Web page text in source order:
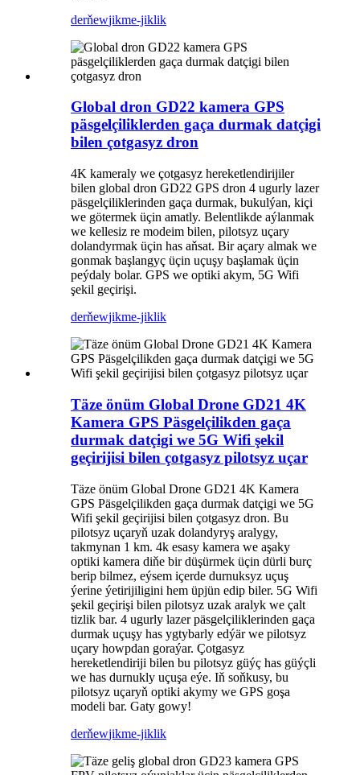
derňewjikme-jiklik
Global dron GD22 kamera GPS
päsgelçiliklerden gaça durmak datçigi
bilen çotgasyz dron
4K kameraly we çotgasyz hereketlendirijiler
bilen global dron GD22 GPS dron 4 ugurly lazer
päsgelçiliklerinden gaça durmak, bukulýan, kiçi
we götermek üçin amatly. Belentlikde aýlanmak
we kellesiz re modeim bilen, pilotsyz uçary
dolandyrmak üçin has aňsat. Bir açary almak we
gonmak başlangyç üçin uçuşy başlamak üçin
peýdaly bolar. GPS we optiki akym, 5G Wifi
şekil geçirişi.
derňewjikme-jiklik
Täze önüm Global Drone GD21 4K
Kamera GPS Päsgelçilikden gaça
durmak datçigi we 5G Wifi şekil
geçirijisi bilen çotgasyz pilotsyz uçar
Täze önüm Global Drone GD21 4K Kamera
GPS Päsgelçilikden gaça durmak datçigi we 5G
Wifi şekil geçirijisi bilen çotgasyz dron. Bu
pilotsyz uçaryň uzak dolandyryş aralygy,
takmynan 1 km. 4k esasy kamera we aşaky
optiki kamera diňe bir düşürmek üçin dürli burç
berip bilmez, eýsem içerde durnuksyz uçuş
ýerine ýetirijiligini hem üpjün edip biler. 5G Wifi
şekil geçirişi bilen pilotsyz uzak aralyk we çalt
tizlik bar. 4 ugurly lazer päsgelçiliklerinden gaça
durmak uçuşy has ygtybarly edýär we pilotsyz
uçary howpdan goraýar. Çotgasyz
hereketlendiriji bilen bu pilotsyz güýç has güýçli
we has durnukly uçuşa eýe. Iň soňkusy, bu
pilotsyz uçaryň optiki akymy we GPS goşa
modeli bar. Gaty gowy!
derňewjikme-jiklik